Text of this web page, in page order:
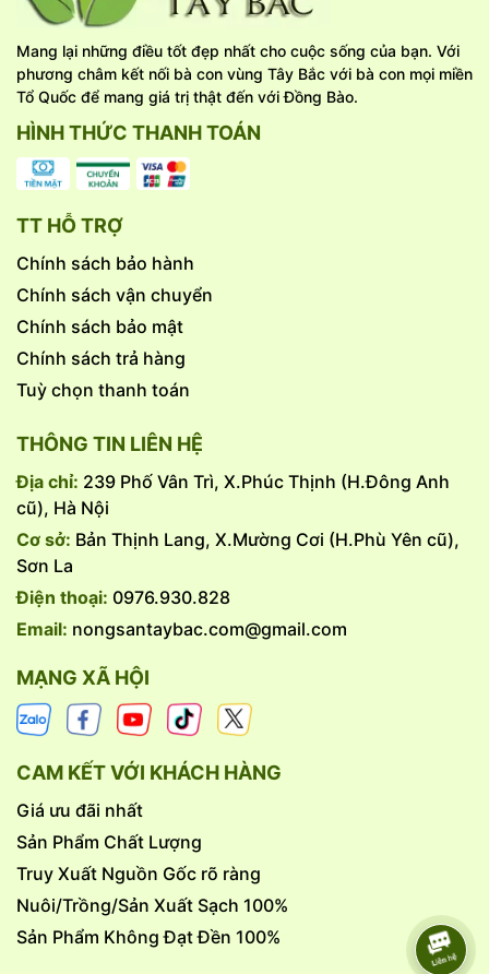
Nông Sản Tây Bắc cam kết cung cấp gà đồi Tây Bắc chuẩn,
chất lượng cho tất cả khách hàng trên toàn quốc.
- Quý khách vui lòng đặt hàng trước một ngày để shop
chuẩn bị. Nhận Ship nội thành Hà Nội từ 2 con trở lên.
- Miễn ship nội thành Hà Nội khi khách đặt hàng từ 5 con
trở lên.
Mang lại những điều tốt đẹp nhất cho cuộc sống của bạn. Với
phương châm kết nối bà con vùng Tây Bắc với bà con mọi miền
Tổ Quốc để mang giá trị thật đến với Đồng Bào.
HÌNH THỨC THANH TOÁN
TT HỖ TRỢ
Chính sách bảo hành
Chính sách vận chuyển
Chính sách bảo mật
Chính sách trả hàng
Tuỳ chọn thanh toán
THÔNG TIN LIÊN HỆ
Địa chỉ: 239 Phố Vân Trì, X.Phúc Thịnh (H.Đông Anh
cũ), Hà Nội
Cơ sở: Bản Thịnh Lang, X.Mường Cơi (H.Phù Yên cũ),
Sơn La
Điện thoại: 0976.930.828
Email: nongsantaybac.com@gmail.com
MẠNG XÃ HỘI
CAM KẾT VỚI KHÁCH HÀNG
Giá ưu đãi nhất
Sản Phẩm Chất Lượng
Truy Xuất Nguồn Gốc rõ ràng
Nuôi/Trồng/Sản Xuất Sạch 100%
Sản Phẩm Không Đạt Đền 100%